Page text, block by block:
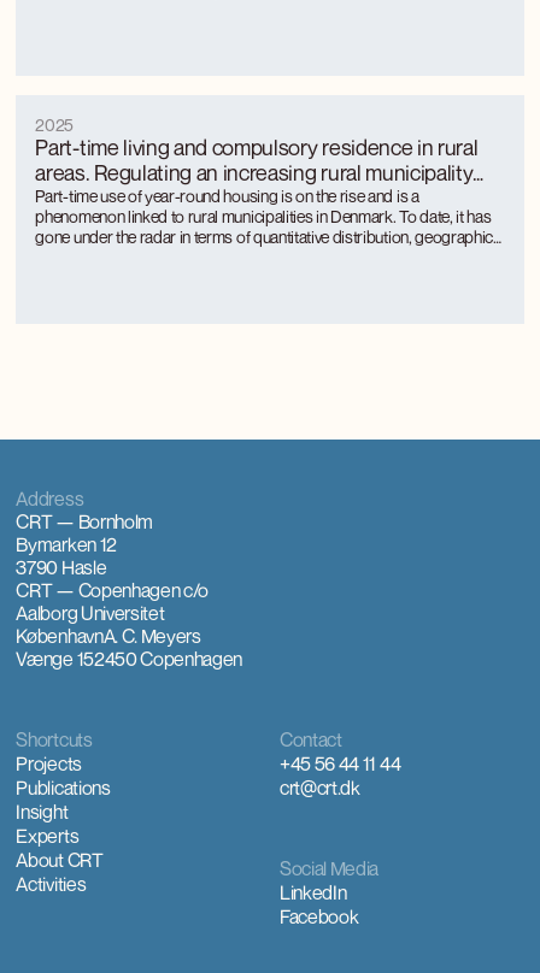
Part-time living and compulsory residence in rural
areas. Regulating an increasing rural municipality
phenomenon
2025
Part-time use of year-round housing is on the rise and is a
phenomenon linked to rural municipalities in Denmark. To date, it has
gone under the radar in terms of quantitative distribution, geographical
Contact
+45 56 44 11 44
crt@crt.dk
Shortcuts
Projects
Publications
Insight
Experts
About CRT
Activities
Social Media
LinkedIn
Facebook
Address
CRT — Bornholm
Bymarken 12
3790 Hasle
CRT — Copenhagenc/o
Aalborg Universitet
KøbenhavnA. C. Meyers
Vænge 152450 Copenhagen